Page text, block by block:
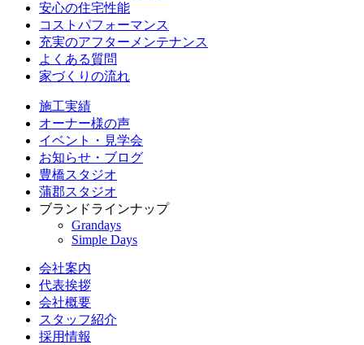
安心の住宅性能
コストパフォーマンス
充実のアフターメンテナンス
よくある質問
家づくりの流れ
施工実績
オーナー様の声
イベント・見学会
お知らせ・ブログ
豊橋スタジオ
蒲郡スタジオ
ブランドラインナップ
Grandays
Simple Days
会社案内
代表挨拶
会社概要
スタッフ紹介
採用情報